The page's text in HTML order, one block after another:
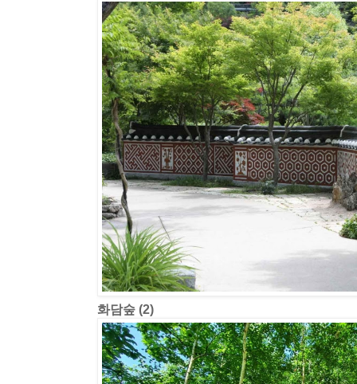
화담숲 (2)